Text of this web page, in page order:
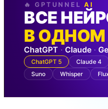
🔥 GPTUNNEL AI
ВСЕ
В ОДНОМ
ChatGPT · Claude ·
ChatGPT 5 Claude 4
Suno
Whisper